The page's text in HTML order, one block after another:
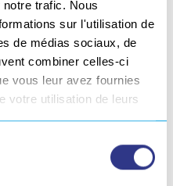
trafic. Nous
sur l'utilisation de
de médias sociaux, de
combiner celles-ci
vous leur avez fournies
votre utilisation de leurs
TECHNOLOGIES
grâce à ses diverses
GEBE2, GOBIO ,
: